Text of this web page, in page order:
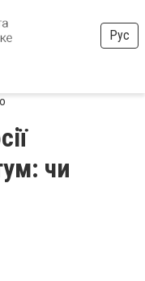
Рус
чи